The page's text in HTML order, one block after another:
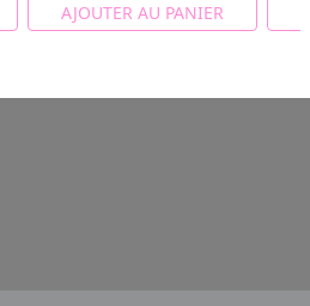
AJOUTER AU PANIER